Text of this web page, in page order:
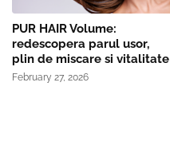
PUR HAIR Volume:
redescopera parul usor,
plin de miscare si vitalitate
February 27, 2026